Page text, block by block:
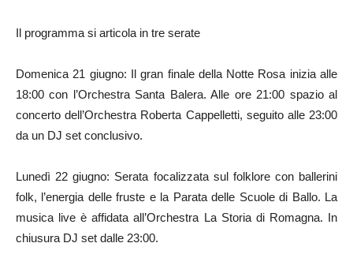
Il programma si articola in tre serate
Domenica 21 giugno: Il gran finale della Notte Rosa inizia alle
18:00 con l’Orchestra Santa Balera. Alle ore 21:00 spazio al
concerto dell’Orchestra Roberta Cappelletti, seguito alle 23:00
da un DJ set conclusivo.
Lunedì 22 giugno: Serata focalizzata sul folklore con ballerini
folk, l’energia delle fruste e la Parata delle Scuole di Ballo. La
musica live è affidata all’Orchestra La Storia di Romagna. In
chiusura DJ set dalle 23:00.